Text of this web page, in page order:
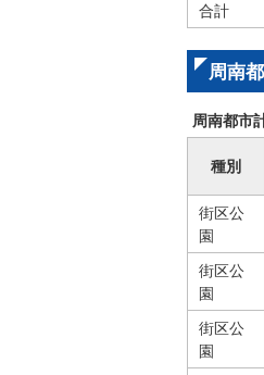
合計
周南
周南都市
種別
街区公
園
街区公
園
街区公
園